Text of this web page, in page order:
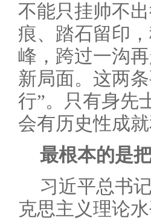
不能只挂帅不
痕、踏石留印
峰，跨过一沟
新局面。这两
行”。只有身先
会有历史性成
最根本的是
习近平总书
克思主义理论